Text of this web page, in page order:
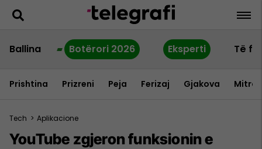
Ballina Botërori 2026 Eksperti Të
Prishtina Prizreni Peja Ferizaj Gjakova
Tech > Aplikacione
YouTube zgjeron funksionin e